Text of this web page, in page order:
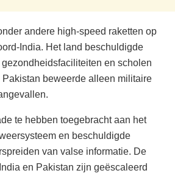
andere high-speed raketten op
India. Het land beschuldigde
en scholen
beweerde alleen militaire
te hebben toegebracht aan het
en beschuldigde
van valse informatie. De
en Pakistan zijn geëscaleerd